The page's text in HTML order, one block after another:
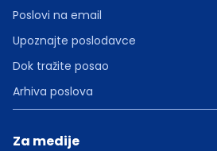
Poslovi na email
Upoznajte poslodavce
Dok tražite posao
Arhiva poslova
Za medije